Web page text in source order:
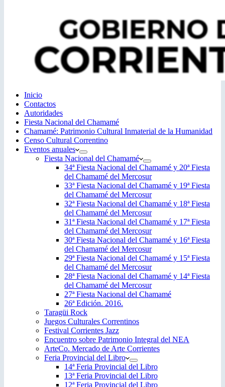
Inicio
Contactos
Autoridades
Fiesta Nacional del Chamamé
Chamamé: Patrimonio Cultural Inmaterial de la Humanidad
Censo Cultural Correntino
Eventos anuales
Fiesta Nacional del Chamamé
34ª Fiesta Nacional del Chamamé y 20ª Fiesta
del Chamamé del Mercosur
33ª Fiesta Nacional del Chamamé y 19ª Fiesta
del Chamamé del Mercosur
32ª Fiesta Nacional del Chamamé y 18ª Fiesta
del Chamamé del Mercosur
31ª Fiesta Nacional del Chamamé y 17ª Fiesta
del Chamamé del Mercosur
30ª Fiesta Nacional del Chamamé y 16ª Fiesta
del Chamamé del Mercosur
29ª Fiesta Nacional del Chamamé y 15ª Fiesta
del Chamamé del Mercosur
28ª Fiesta Nacional del Chamamé y 14ª Fiesta
del Chamamé del Mercosur
27ª Fiesta Nacional del Chamamé
26ª Edición. 2016.
Taragüi Rock
Juegos Culturales Correntinos
Festival Corrientes Jazz
Encuentro sobre Patrimonio Integral del NEA
ArteCo. Mercado de Arte Corrientes
Feria Provincial del Libro
14ª Feria Provincial del Libro
13ª Feria Provincial del Libro
12ª Feria Provincial del Libro